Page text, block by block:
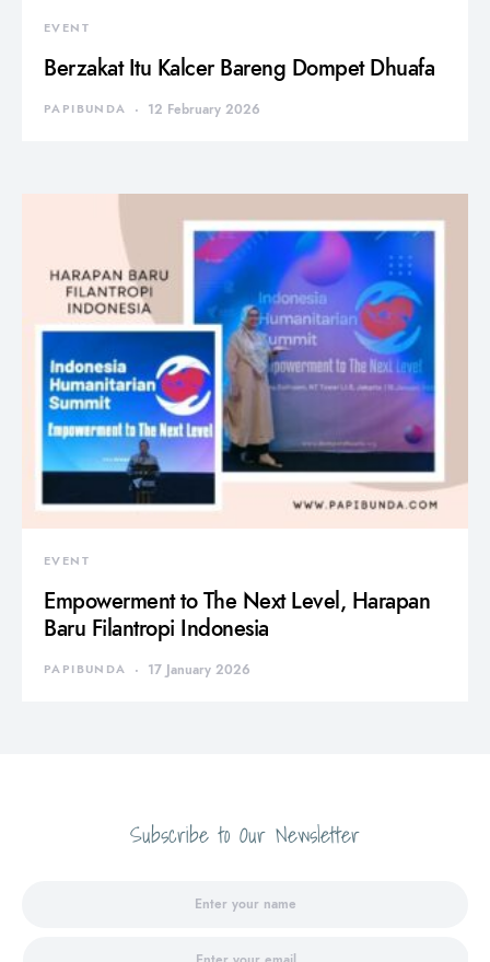
EVENT
Berzakat Itu Kalcer Bareng Dompet Dhuafa
PAPIBUNDA 12 February 2026
EVENT
Empowerment to The Next Level, Harapan
Baru Filantropi Indonesia
PAPIBUNDA 17 January 2026
Subscribe to Our Newsletter